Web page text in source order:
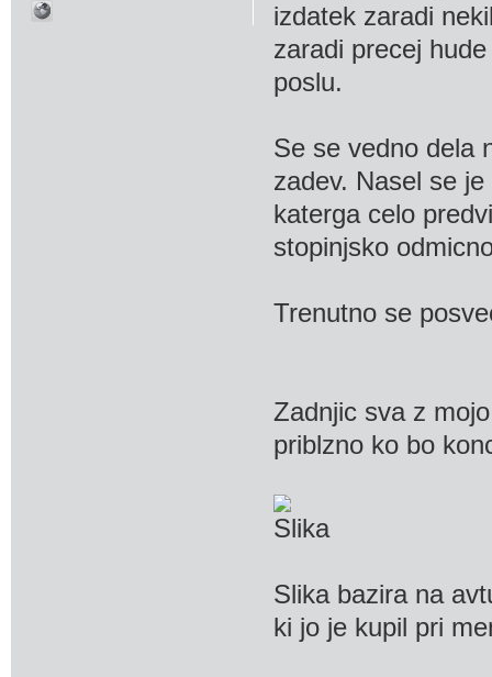
izdatek zaradi
zaradi precej
poslu.
Se se vedno dela
zadev. Nasel se
katerga celo
stopinjsko
Trenutno se
Zadnjic sva z
priblzno ko bo
Slika bazira na
ki jo je kupil pri